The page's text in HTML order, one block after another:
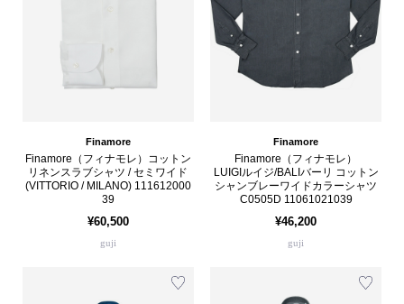
Finamore
Finamore（フィナモレ）コットン
リネンスラブシャツ / セミワイド
(VITTORIO / MILANO) 111612000
39
¥60,500
guji
Finamore
Finamore（フィナモレ）
LUIGIルイジ/BALIバーリ コットン
シャンブレーワイドカラーシャツ
C0505D 11061021039
¥46,200
guji